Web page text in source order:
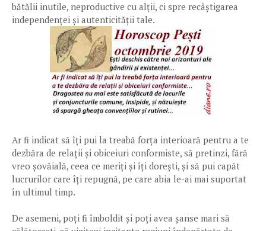
bătălii inutile, neproductive cu alții, ci spre recâștigarea
independenței și autenticității tale.
Ar fi indicat să îți pui la treabă forța interioară pentru a te
dezbăra de relații și obiceiuri conformiste, să pretinzi, fără
vreo șovăială, ceea ce meriți și îți dorești, și să pui capăt
lucrurilor care îți repugnă, pe care abia le-ai mai suportat
în ultimul timp.
De asemeni, poți fi îmboldit și poți avea șanse mari să